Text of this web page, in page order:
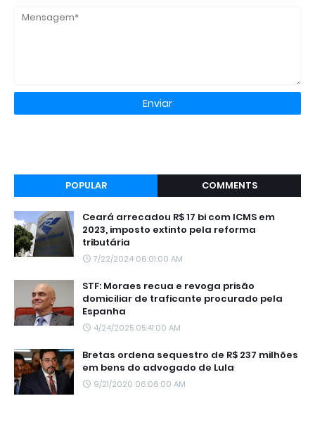
POPULAR COMMENTS
Ceará arrecadou R$ 17 bi com ICMS em
2023, imposto extinto pela reforma
tributária
7/22/2024 06:01:00 AM
STF: Moraes recua e revoga prisão
domiciliar de traficante procurado pela
Espanha
4/24/2025 05:41:00 AM
Bretas ordena sequestro de R$ 237 milhões
em bens do advogado de Lula
9/21/2020 06:06:00 AM